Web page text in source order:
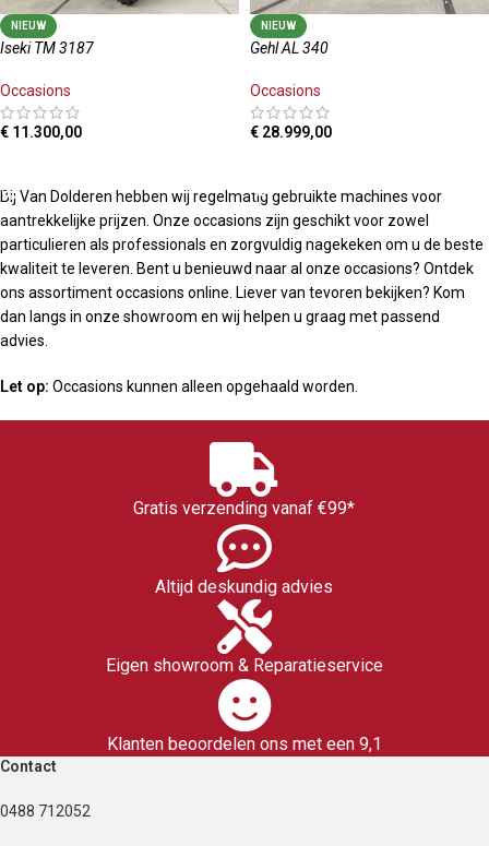
NIEUW
Iseki TM 3187
Occasions
€ 11.300,00
NIEUW
Gehl AL 340
Occasions
€ 28.999,00
Bij Van Dolderen hebben wij regelmatig gebruikte machines voor
aantrekkelijke prijzen. Onze occasions zijn geschikt voor zowel
particulieren als professionals en zorgvuldig nagekeken om u de beste
kwaliteit te leveren. Bent u benieuwd naar al onze occasions? Ontdek
ons assortiment occasions online. Liever van tevoren bekijken? Kom
dan langs in onze showroom en wij helpen u graag met passend
advies.
Let op: Occasions kunnen alleen opgehaald worden.
Gratis verzending vanaf €99*
Altijd deskundig advies
Eigen showroom & Reparatieservice
Klanten beoordelen ons met een 9,1
Contact
0488 712052